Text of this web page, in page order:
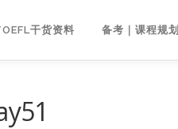
干货资料 备考｜课程规划